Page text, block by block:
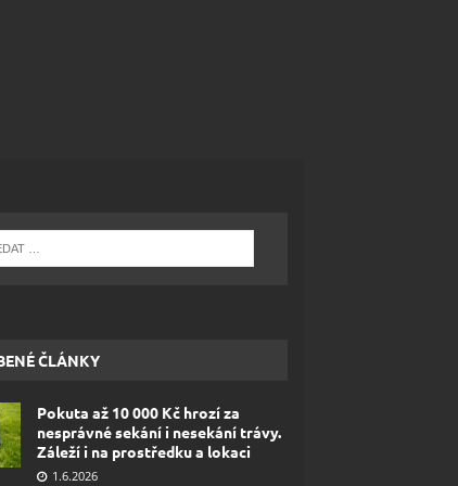
ČLÁNKY
Pokuta až 10 000 Kč hrozí za
nesprávné sekání i nesekání trávy.
Záleží i na prostředku a lokaci
1.6.2026